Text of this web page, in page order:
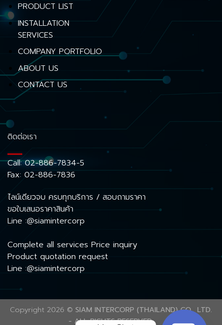
PRODUCT LIST
INSTALLATION
SERVICES
COMPANY PORTFOLIO
ABOUT US
CONTACT US
ติดต่อเรา
Call:02-886-7834-5
Fax: 02-886-7836
ไลน์เดียวจบ ครบทุกบริการ / สอบถามราคา
ขอใบเสนอราคาสินค้า
Line :@siamintercorp
Complete all services Price inquiry
Product quotation request
Line :@siamintercorp
Copyright 2026 © SIAM INTERCORP (THAILAND) CO., LTD.
- ALL RIGHTS RESERVED.